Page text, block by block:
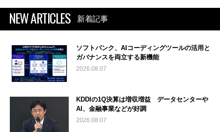
NEW ARTICLES 新着記事
ソフトバンク、AIコーディングツールの活用と
ガバナンスを両立する新機能
2026.08.07
KDDIの1Q決算は増収増益 データセンターや
AI、金融事業などが好調
2026.08.07